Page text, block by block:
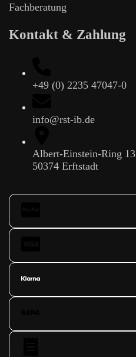
Fachberatung
Kontakt & Zahlung
+49 (0) 2235 47047-0
info@rst-ib.de
Albert-Einstein-Ring 13
50374 Erftstadt